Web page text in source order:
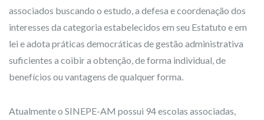
associados buscando o estudo, a defesa e coordenação dos
interesses da categoria estabelecidos em seu Estatuto e em
lei e adota práticas democráticas de gestão administrativa
suficientes a coibir a obtenção, de forma individual, de
benefícios ou vantagens de qualquer forma.
Atualmente o SINEPE-AM possui 94 escolas associadas,